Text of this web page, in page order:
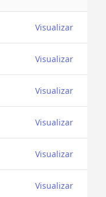
Visualizar
Visualizar
Visualizar
Visualizar
Visualizar
Visualizar